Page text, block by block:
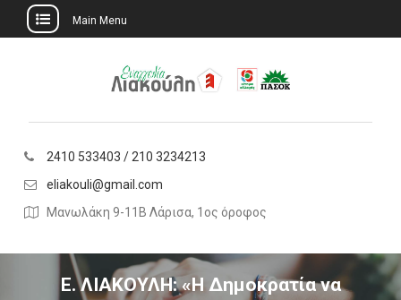
Main Menu
2410 533403 / 210 3234213
eliakouli@gmail.com
Μανωλάκη 9-11Β Λάρισα, 1ος όροφος
Ε. ΛΙΑΚΟΥΛΗ: «Η Δημοκρατία να